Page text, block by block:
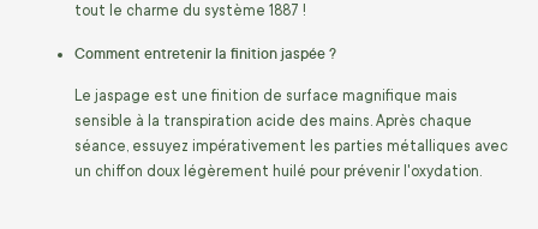
tout le charme du système 1887 !
Comment entretenir la finition jaspée ?
Le jaspage est une finition de surface magnifique mais
sensible à la transpiration acide des mains. Après chaque
séance, essuyez impérativement les parties métalliques avec
un chiffon doux légèrement huilé pour prévenir l'oxydation.